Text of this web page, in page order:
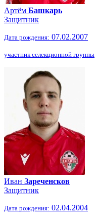
Артём Башкарь
Защитник
Дата рождения: 07.02.2007
участник селекционной группы
Иван Зареченсков
Защитник
Дата рождения: 02.04.2004